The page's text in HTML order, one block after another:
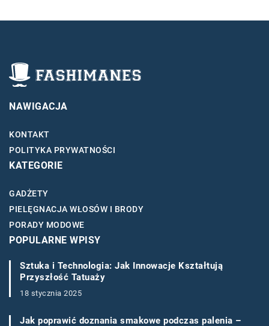
NAWIGACJA
KONTAKT
POLITYKA PRYWATNOŚCI
KATEGORIE
GADŻETY
PIELĘGNACJA WŁOSÓW I BRODY
PORADY MODOWE
POPULARNE WPISY
Sztuka i Technologia: Jak Innowacje Kształtują
Przyszłość Tatuaży
18 stycznia 2025
Jak poprawić doznania smakowe podczas palenia –